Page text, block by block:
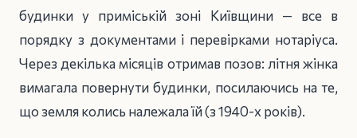
будинки у приміській зоні Київщини — все в
порядку з документами і перевірками нотаріуса.
Через декілька місяців отримав позов: літня жінка
вимагала повернути будинки, посилаючись на те,
що земля колись належала їй (з 1940-х років).